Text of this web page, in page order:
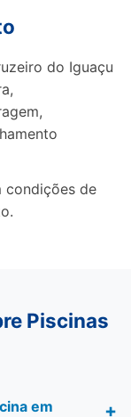
do Iguaçu
condições de
Piscinas
em